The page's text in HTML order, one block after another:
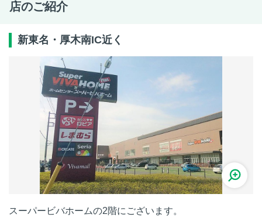
店のご紹介
新東名・厚木南IC近く
スーパービバホームの2階にございます。